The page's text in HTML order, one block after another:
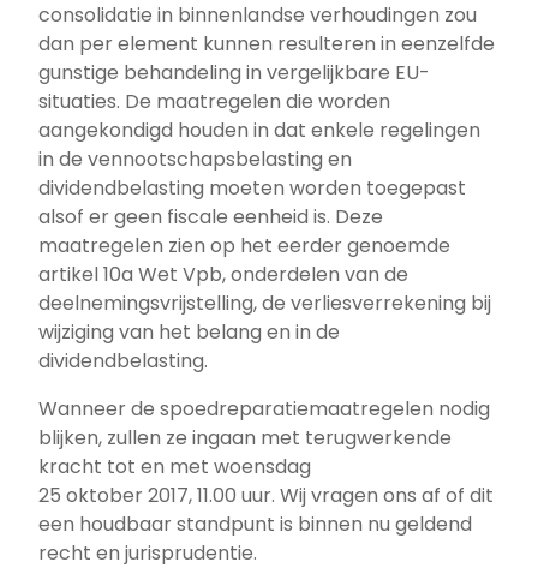
consolidatie in binnenlandse verhoudingen zou
dan per element kunnen resulteren in eenzelfde
gunstige behandeling in vergelijkbare EU-
situaties. De maatregelen die worden
aangekondigd houden in dat enkele regelingen
in de vennootschapsbelasting en
dividendbelasting moeten worden toegepast
alsof er geen fiscale eenheid is. Deze
maatregelen zien op het eerder genoemde
artikel 10a Wet Vpb, onderdelen van de
deelnemingsvrijstelling, de verliesverrekening bij
wijziging van het belang en in de
dividendbelasting.
Wanneer de spoedreparatiemaatregelen nodig
blijken, zullen ze ingaan met terugwerkende
kracht tot en met woensdag
25 oktober 2017, 11.00 uur. Wij vragen ons af of dit
een houdbaar standpunt is binnen nu geldend
recht en jurisprudentie.